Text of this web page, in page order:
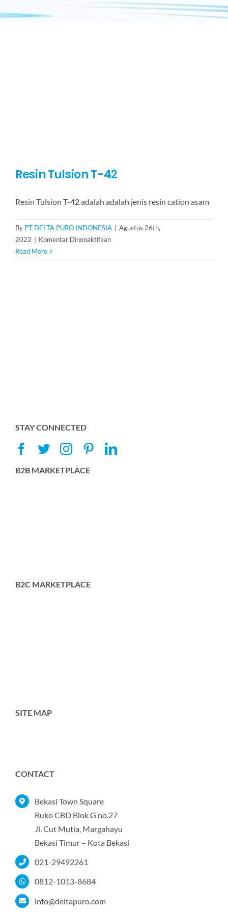
Resin Tulsion T-42
Resin Tulsion T-42 adalah adalah jenis resin cation asam
By PT DELTA PURO INDONESIA
Agustus 26th,
2022
Komentar Dinonaktifkanpada
Tulsion
Read More
STAY CONNECTED
B2B MARKETPLACE
B2C MARKETPLACE
SITE MAP
Tentang Kami
Produk
Portofolio
Kontak
CONTACT
Bekasi Town Square
Ruko CBD Blok G no.27
Jl. Cut Mutia, Margahayu
Bekasi Timur – Kota Bekasi
021-29492261
0812-1013-8684
info@deltapuro.com